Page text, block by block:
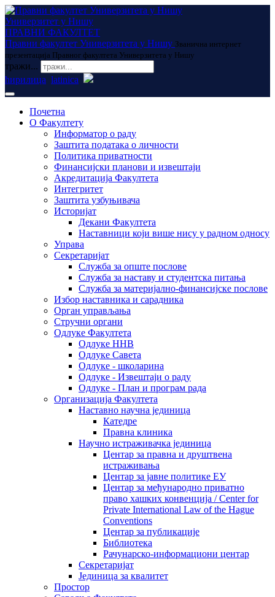
Универзитет у Нишу
ПРАВНИ ФАКУЛТЕТ
Правни факултет Универзитета у Нишу Званична интернет
презентација Правног факултета Универзитета у Нишу
тражи...
ћирилица latinica
Почетна
О Факултету
Информатор о раду
Заштита података о личности
Политика приватности
Финансијски планови и извештаји
Акредитација Факултета
Интегритет
Заштита узбуњивача
Историјат
Декани Факултета
Наставници који више нису у радном односу
Управа
Секретаријат
Служба за опште послове
Служба за наставу и студентска питања
Служба за материјално-финансијске послове
Избор наставника и сарадника
Oрган управљања
Стручни органи
Одлуке Факултета
Одлуке ННВ
Одлуке Савета
Одлуке - школарина
Одлуке - Извештаји о раду
Одлуке - План и програм рада
Организација Факултета
Наставно научна јединица
Катедре
Правна клиника
Научно истраживачка јединица
Центар за правна и друштвена
истраживања
Центар за јавне политике ЕУ
Центар за међународно приватно
право хашких конвенција / Center for
Private International Law of the Hague
Conventions
Центар за публикације
Библиотека
Рачунарско-информациони центар
Секретаријат
Јединица за квалитет
Простор